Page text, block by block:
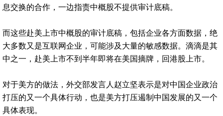
息交换的合作，一边指责中概股不提供审计底稿。
而这些赴美上市中概股的审计底稿，包括企业各方面数据，绝
大多数又是互联网企业，可能涉及大量的敏感数据。滴滴是其
中之一，赴美上市不到半年即将在美国摘牌，回港股上市。
对于美方的做法，外交部发言人赵立坚表示是对中国企业政治
打压的又一个具体行动，也是美方打压遏制中国发展的又一个
具体表现。